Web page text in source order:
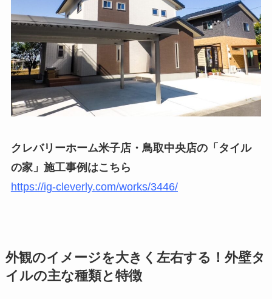
クレバリーホーム米子店・鳥取中央店の「タイル
の家」施工事例はこちら
https://ig-cleverly.com/works/3446/
外観のイメージを大きく左右する！外壁タ
イルの主な種類と特徴